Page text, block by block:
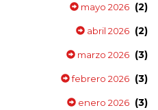
mayo 2026 (2)
abril 2026 (2)
marzo 2026 (3)
febrero 2026 (3)
enero 2026 (3)